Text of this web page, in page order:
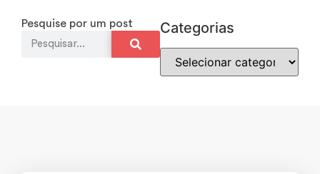
Pesquise por um post Categorias